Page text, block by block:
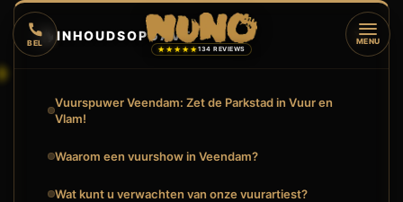
BEL
★★★★★134 REVIEWS
MENU
🔥INHOUDSOPGAVE ▼
Vuurspuwer Veendam: Zet de Parkstad in Vuur en
Vlam!
Waarom een vuurshow in Veendam?
Wat kunt u verwachten van onze vuurartiest?